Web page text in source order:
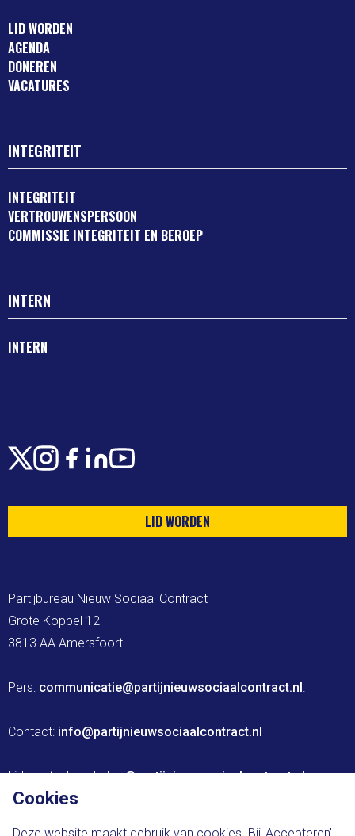
LID WORDEN
AGENDA
DONEREN
VACATURES
INTEGRITEIT
INTEGRITEIT
VERTROUWENSPERSOON
COMMISSIE INTEGRITEIT EN BEROEP
INTERN
INTERN
X Instagram
Facebook
LinkedIn
Youtube
LID WORDEN
Partijbureau Nieuw Sociaal Contract
Grote Koppel 12
3813 AA Amersfoort
Pers: communicatie@partijnieuwsociaalcontract.nl.
Contact: info@partijnieuwsociaalcontract.nl
Lidmaatschap: leden@partijnieuwsociaalcontract.nl
Cookies